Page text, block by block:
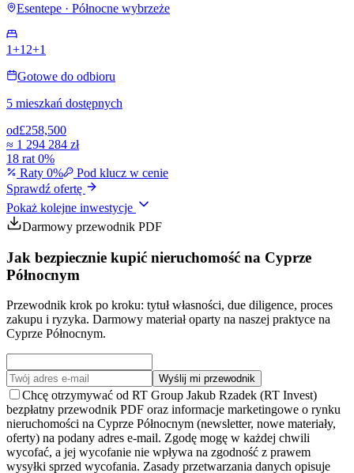
Esentepe · Północne wybrzeże
1+1 2+1
Gotowe do odbioru
5 mieszkań dostępnych
od£258,500
≈ 1 294 284 zł
18 rat 0%
Raty 0%
Pod klucz w cenie
Sprawdź ofertę
Pokaż kolejne inwestycje
Darmowy przewodnik PDF
Jak bezpiecznie kupić nieruchomość na Cyprze
Północnym
Przewodnik krok po kroku: tytuł własności, due diligence, proces
zakupu i ryzyka. Darmowy materiał oparty na naszej praktyce na
Cyprze Północnym.
Wyślij mi przewodnik
Chcę otrzymywać od RT Group Jakub Rzadek (RT Invest)
bezpłatny przewodnik PDF oraz informacje marketingowe o rynku
nieruchomości na Cyprze Północnym (newsletter, nowe materiały,
oferty) na podany adres e-mail. Zgodę mogę w każdej chwili
wycofać, a jej wycofanie nie wpływa na zgodność z prawem
wysyłki sprzed wycofania. Zasady przetwarzania danych opisuje